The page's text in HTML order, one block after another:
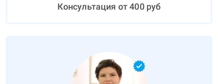
Консультация от400руб